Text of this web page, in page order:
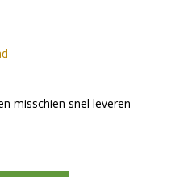
misschien snel leveren